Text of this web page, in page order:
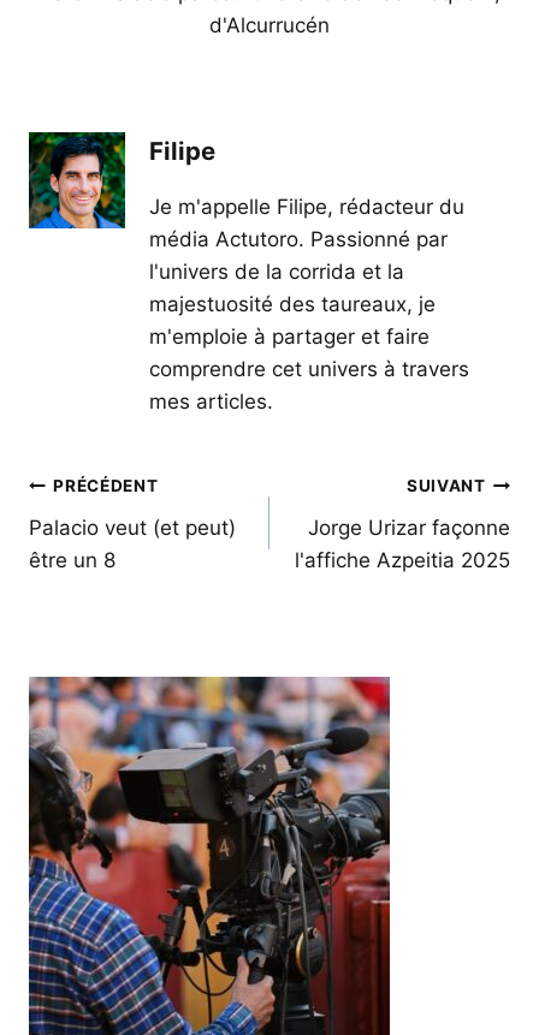
d'Alcurrucén
Filipe
Je m'appelle Filipe, rédacteur du
média Actutoro. Passionné par
l'univers de la corrida et la
majestuosité des taureaux, je
m'emploie à partager et faire
comprendre cet univers à travers
mes articles.
Navigation
de
l’article
PRÉCÉDENT
Palacio veut (et peut)
être un 8
SUIVANT
Jorge Urizar façonne
l'affiche Azpeitia 2025